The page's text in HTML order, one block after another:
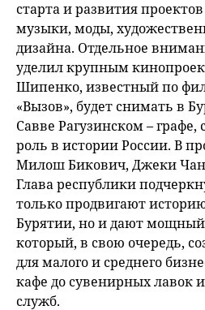
старта и развития
музыки, моды,
дизайна. Отдельное
уделил крупным
Шипенко, известный по
«Вызов», будет снимать в
Савве Рагузинском –
роль в истории России. В
Милош Бикович, Джеки
Глава республики
только продвигают
Бурятии, но и дают
который, в свою очередь,
для малого и среднего
кафе до сувенирных лавок
служб.